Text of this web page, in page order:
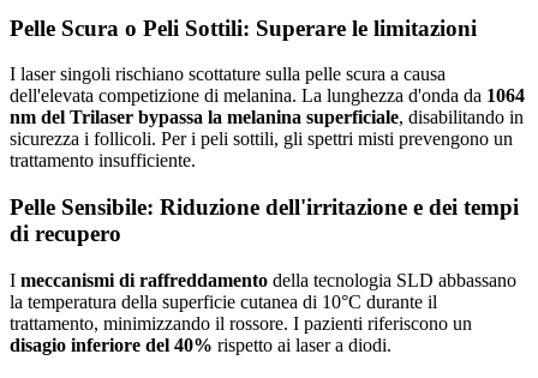
Pelle Scura o Peli Sottili: Superare le limitazioni
I laser singoli rischiano scottature sulla pelle scura a causa
dell'elevata competizione di melanina. La lunghezza d'onda da 1064
nm del Trilaser bypassa la melanina superficiale, disabilitando in
sicurezza i follicoli. Per i peli sottili, gli spettri misti prevengono un
trattamento insufficiente.
Pelle Sensibile: Riduzione dell'irritazione e dei tempi
di recupero
I meccanismi di raffreddamento della tecnologia SLD abbassano
la temperatura della superficie cutanea di 10°C durante il
trattamento, minimizzando il rossore. I pazienti riferiscono un
disagio inferiore del 40% rispetto ai laser a diodi.